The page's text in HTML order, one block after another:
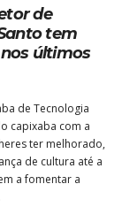
de
tem
últimos
de Tecnologia
capixaba com a
ter melhorado,
de cultura até a
a fomentar a